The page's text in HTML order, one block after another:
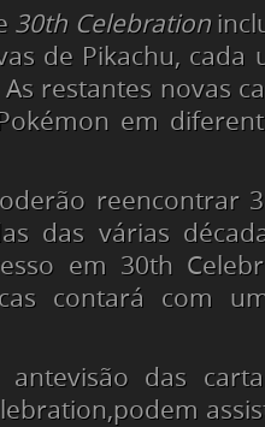
30th Celebration
de Pikachu,
restantes novas
em
reencontrar
das várias
em 30th
contará com
das